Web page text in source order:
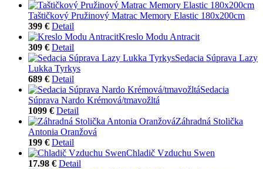
Taštičkový Pružinový Matrac Memory Elastic 180x200cm
399 € Detail
Kreslo Modu Antracit
309 € Detail
Sedacia Súprava Lazy
Lukka Tyrkys
689 € Detail
Sedacia
Súprava Nardo Krémová/tmavožltá
1099 € Detail
Záhradná Stolička
Antonia Oranžová
199 € Detail
Chladič Vzduchu Swen
17.98 € Detail